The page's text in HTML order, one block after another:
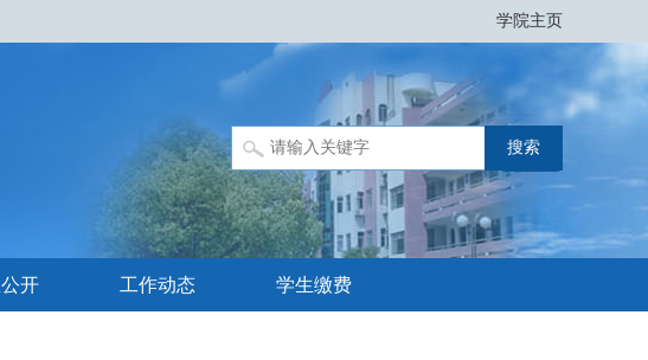
学院主页
开 工作动态 学生缴费